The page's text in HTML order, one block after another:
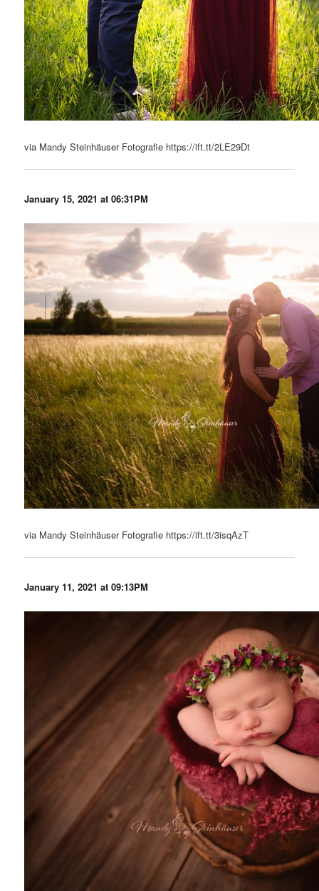
via Mandy Steinhäuser Fotografie https://ift.tt/2LE29Dt
January 15, 2021 at 06:31PM
via Mandy Steinhäuser Fotografie https://ift.tt/3isqAzT
January 11, 2021 at 09:13PM